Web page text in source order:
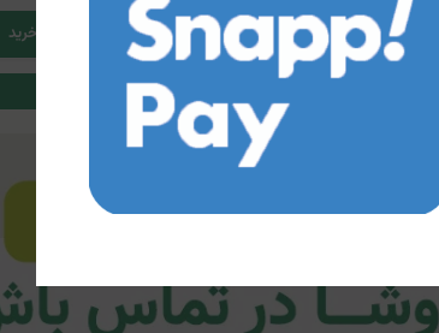
خرید اضافه کردن به سبد خرید